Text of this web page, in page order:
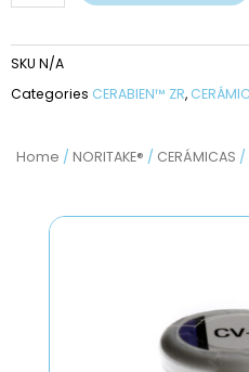
Home / NORITAKE® / CERÁMICAS /
SKU N/A
Categories CERABIEN™ ZR,